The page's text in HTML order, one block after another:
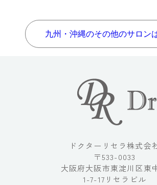
九州・沖縄のその他のサロン
ドクターリセラ株式会
〒533-0033
大阪府大阪市東淀川区東
1-7-17リセラビル